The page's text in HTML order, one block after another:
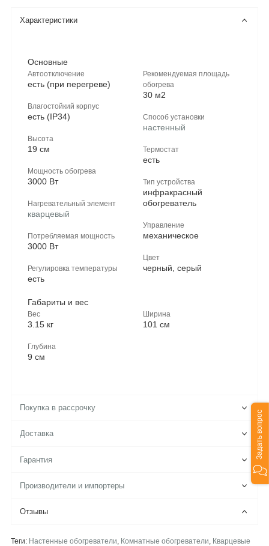
Характеристики
Основные
Автоотключение
есть (при перегреве)
Влагостойкий корпус
есть (IP34)
Высота
19 см
Мощность обогрева
3000 Вт
Нагревательный элемент
кварцевый
Потребляемая мощность
3000 Вт
Регулировка температуры
есть
Рекомендуемая площадь
обогрева
30 м2
Способ установки
настенный
Термостат
есть
Тип устройства
инфракрасный
обогреватель
Управление
механическое
Цвет
черный, серый
Габариты и вес
Вес
3.15 кг
Глубина
9 см
Ширина
101 см
Покупка в рассрочку
Доставка
Гарантия
Производители и импортеры
Отзывы
Теги: Настенные обогреватели Комнатные обогреватели
Кварцевые
Задать вопрос